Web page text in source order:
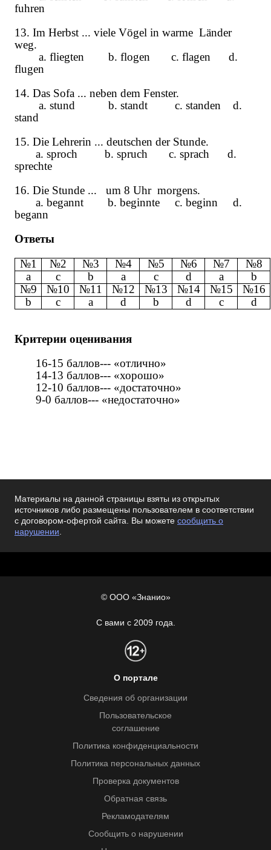
fuhren
13. Im Herbst ... viele Vögel in warme Länder
weg.
a. fliegten b. flogen c. flagen d.
flugen
14. Das Sofa ... neben dem Fenster.
a. stund b. standt c. standen d.
stand
15. Die Lehrerin ... deutschen der Stunde.
a. sproch b. spruch c. sprach d.
sprechte
16. Die Stunde ... um 8 Uhr morgens.
a. begannt b. beginnte c. beginn d.
begann
Ответы
№1
№2 №3 №4 №5 №6 №7
№8
a
c b a c d a
b
№9
№10 №11 №12 №13 №14 №15
№16
b
c a d b d c d
Критерии оценивания
16-15 баллов--- «отлично»
14-13 баллов--- «хорошо»
12-10 баллов--- «достаточно»
9-0 баллов--- «недостаточно»
Материалы на данной страницы взяты из открытых
источников либо размещены пользователем в соответствии
с договором-офертой сайта. Вы можете сообщить о
нарушении.
© ООО «Знанио»
С вами с 2009 года.
О портале
Сведения об организации
Пользовательское
соглашение
Политика конфиденциальности
Политика персональных данных
Проверка документов
Обратная связь
Рекламодателям
Сообщить о нарушении